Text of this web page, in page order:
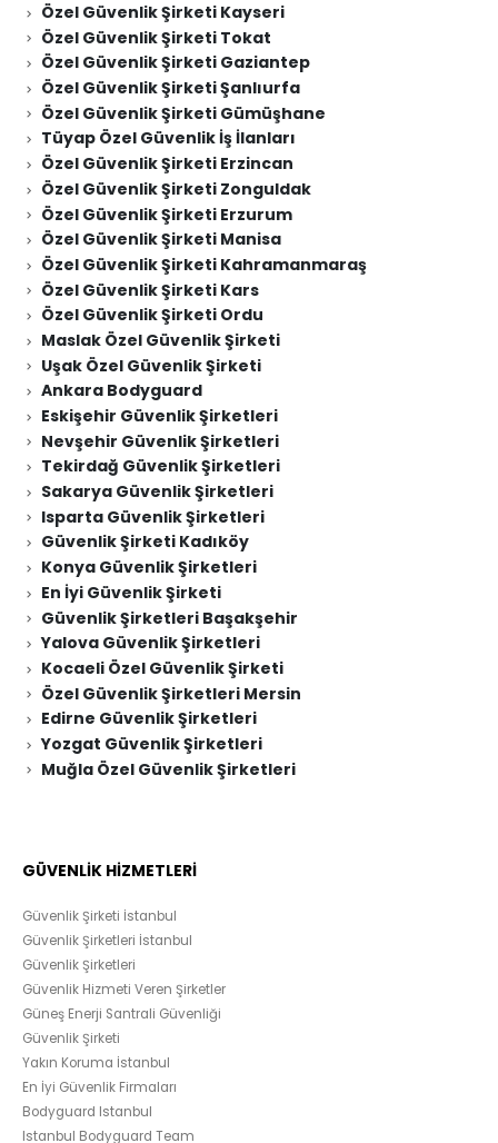
Özel Güvenlik Şirketi Kayseri
Özel Güvenlik Şirketi Tokat
Özel Güvenlik Şirketi Gaziantep
Özel Güvenlik Şirketi Şanlıurfa
Özel Güvenlik Şirketi Gümüşhane
Tüyap Özel Güvenlik İş İlanları
Özel Güvenlik Şirketi Erzincan
Özel Güvenlik Şirketi Zonguldak
Özel Güvenlik Şirketi Erzurum
Özel Güvenlik Şirketi Manisa
Özel Güvenlik Şirketi Kahramanmaraş
Özel Güvenlik Şirketi Kars
Özel Güvenlik Şirketi Ordu
Maslak Özel Güvenlik Şirketi
Uşak Özel Güvenlik Şirketi
Ankara Bodyguard
Eskişehir Güvenlik Şirketleri
Nevşehir Güvenlik Şirketleri
Tekirdağ Güvenlik Şirketleri
Sakarya Güvenlik Şirketleri
Isparta Güvenlik Şirketleri
Güvenlik Şirketi Kadıköy
Konya Güvenlik Şirketleri
En İyi Güvenlik Şirketi
Güvenlik Şirketleri Başakşehir
Yalova Güvenlik Şirketleri
Kocaeli Özel Güvenlik Şirketi
Özel Güvenlik Şirketleri Mersin
Edirne Güvenlik Şirketleri
Yozgat Güvenlik Şirketleri
Muğla Özel Güvenlik Şirketleri
GÜVENLİK HİZMETLERİ
Güvenlik Şirketi İstanbul
Güvenlik Şirketleri İstanbul
Güvenlik Şirketleri
Güvenlik Hizmeti Veren Şirketler
Güneş Enerji Santrali Güvenliği
Güvenlik Şirketi
Yakın Koruma İstanbul
En İyi Güvenlik Firmaları
Bodyguard Istanbul
Istanbul Bodyguard Team